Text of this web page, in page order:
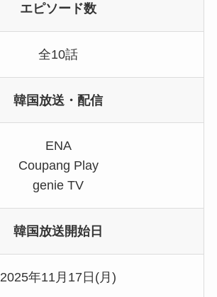
エピソード数
全10話
韓国放送・配信
ENA
Coupang Play
genie TV
韓国放送開始日
2025年11月17日(月)